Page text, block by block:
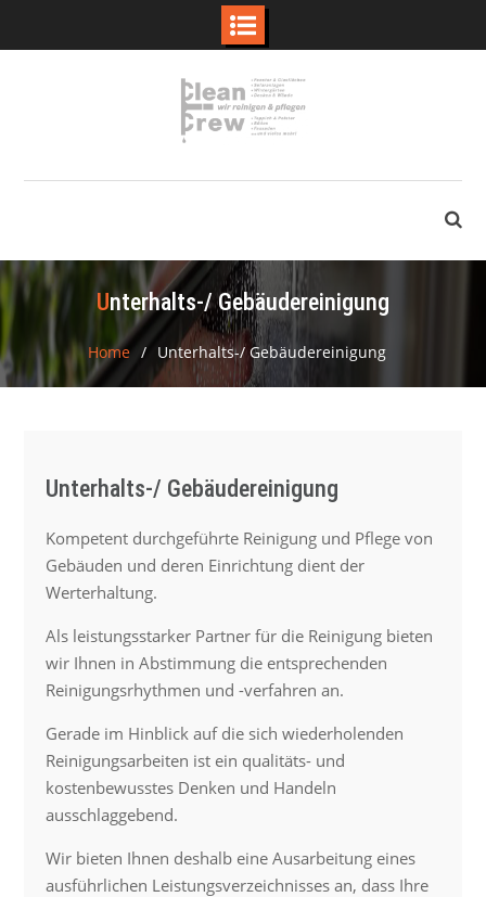
Unterhalts-/ Gebäudereinigung
Home Unterhalts-/ Gebäudereinigung
Unterhalts-/ Gebäudereinigung
Kompetent durchgeführte Reinigung und Pflege von
Gebäuden und deren Einrichtung dient der
Werterhaltung.
Als leistungsstarker Partner für die Reinigung bieten
wir Ihnen in Abstimmung die entsprechenden
Reinigungsrhythmen und -verfahren an.
Gerade im Hinblick auf die sich wiederholenden
Reinigungsarbeiten ist ein qualitäts- und
kostenbewusstes Denken und Handeln
ausschlaggebend.
Wir bieten Ihnen deshalb eine Ausarbeitung eines
ausführlichen Leistungsverzeichnisses an, dass Ihre